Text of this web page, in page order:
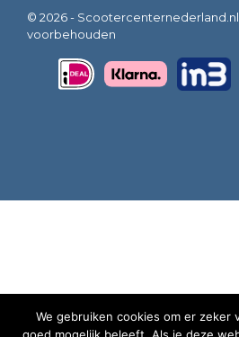
© 2026 -
voorbehouden
We gebruiken cookies om er